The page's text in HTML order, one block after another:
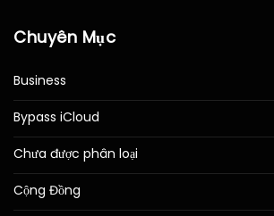
Chuyên Mục
Business
Bypass iCloud
Chưa được phân loại
Cộng Đồng